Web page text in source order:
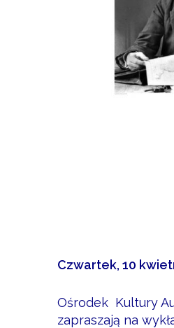
Czwartek, 10
Ośrodek Kultury
zapraszają na